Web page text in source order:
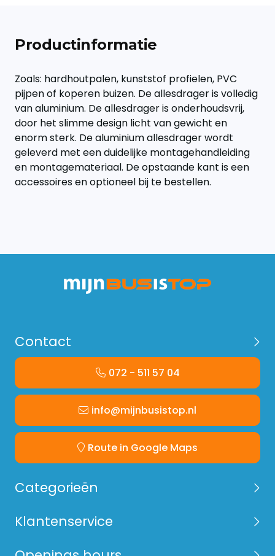
Productinformatie
Zoals: hardhoutpalen, kunststof profielen, PVC
pijpen of koperen buizen. De allesdrager is volledig
van aluminium. De allesdrager is onderhoudsvrij,
door het slimme design licht van gewicht en
enorm sterk. De aluminium allesdrager wordt
geleverd met een duidelijke montagehandleiding
en montagemateriaal. De opstaande kant is een
accessoires en optioneel bij te bestellen.
Contact
072 - 511 57 04
info@mijnbusistop.nl
Route in Google Maps
Categorieën
Klantenservice